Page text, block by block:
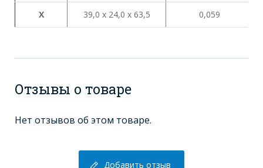
X 39,0 х 24,0 х 63,5 0,059
Отзывы о товаре
Нет отзывов об этом товаре.
Добавить отзыв